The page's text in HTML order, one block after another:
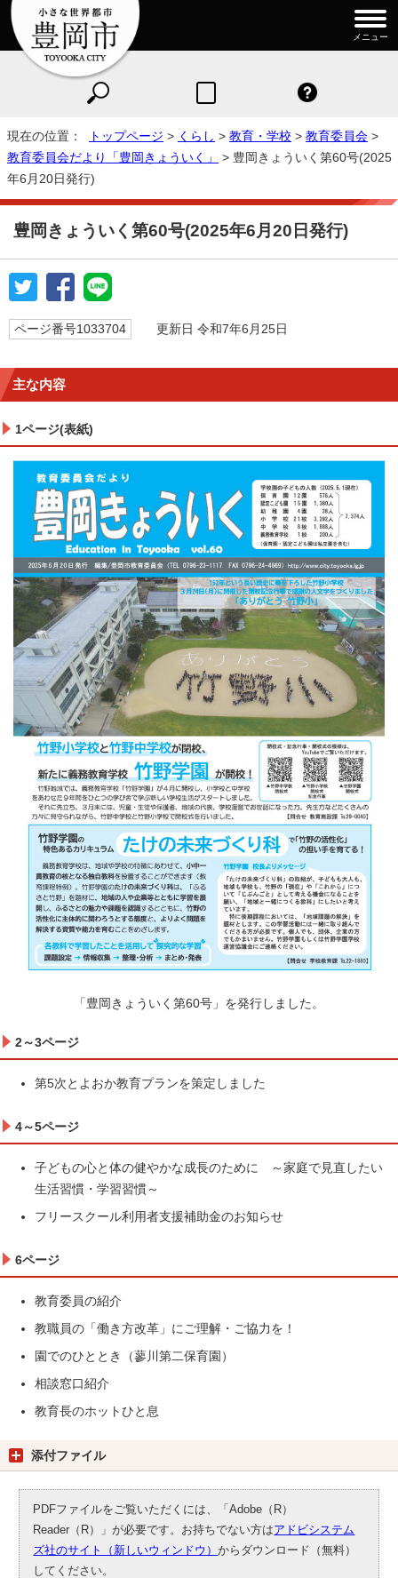
メニュー
現在の位置： トップページ > くらし > 教育・学校 > 教育委員会 >
教育委員会だより「豊岡きょういく」
> 豊岡きょういく第60号(2025
年6月20日発行)
豊岡きょういく第60号(2025年6月20日発行)
ページ番号1033704 更新日 令和7年6月25日
主な内容
1ページ(表紙)
「豊岡きょういく第60号」を発行しました。
2～3ページ
第5次とよおか教育プランを策定しました
4～5ページ
子どもの心と体の健やかな成長のために ～家庭で見直したい
生活習慣・学習習慣～
フリースクール利用者支援補助金のお知らせ
6ページ
教育委員の紹介
教職員の「働き方改革」にご理解・ご協力を！
園でのひととき（蓼川第二保育園）
相談窓口紹介
教育長のホットひと息
添付ファイル
PDFファイルをご覧いただくには、「Adobe（R）
Reader（R）」が必要です。お持ちでない方はアドビシステム
ズ社のサイト（新しいウィンドウ）からダウンロード（無料）
してください。